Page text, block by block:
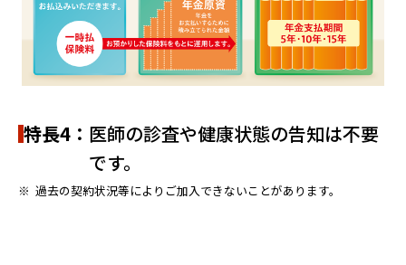
特長4： 医師の診査や健康状態の告知は不要
です。
※ 過去の契約状況等によりご加入できないことがあります。